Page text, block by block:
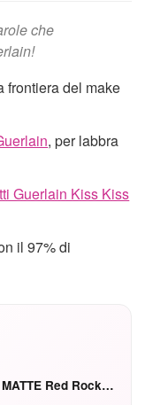
che
frontiera del make
, per labbra
Guerlain Kiss Kiss
il 97% di
MAC M·A·CXIMAL SILKY MATTE Red Rock mat